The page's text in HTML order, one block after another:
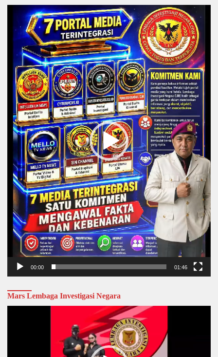
Video
Player
00:00 01:46
Mars Lembaga Investigasi Negara